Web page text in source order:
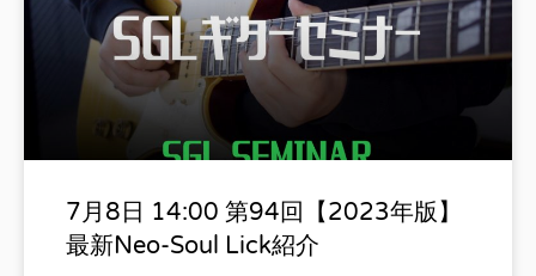
7月8日 14:00 第94回【2023年版】
最新Neo-Soul Lick紹介